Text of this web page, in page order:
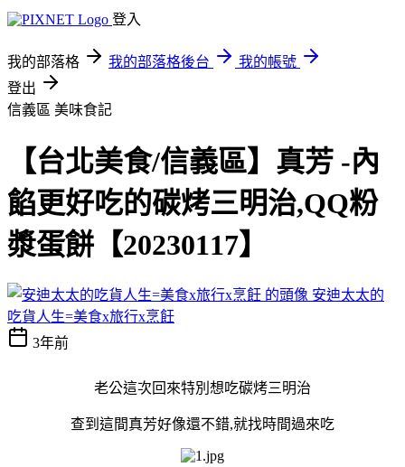
登入
我的部落格 我的部落格後台
我的帳號
登出
信義區 美味食記
【台北美食/信義區】真芳 -內
餡更好吃的碳烤三明治,QQ粉
漿蛋餅【20230117】
安迪太太的
吃貨人生=美食x旅行x烹飪
3年前
老公這次回來特別想吃碳烤三明治
查到這間真芳好像還不錯,就找時間過來吃